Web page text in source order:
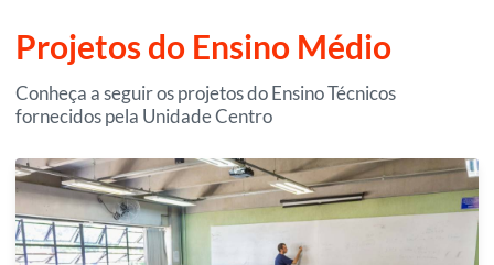
Projetos do Ensino Médio
Conheça a seguir os projetos do Ensino Técnicos
fornecidos pela Unidade Centro